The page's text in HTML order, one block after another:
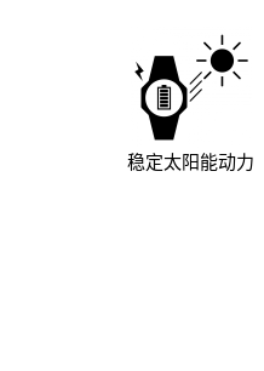
稳定太阳能动力